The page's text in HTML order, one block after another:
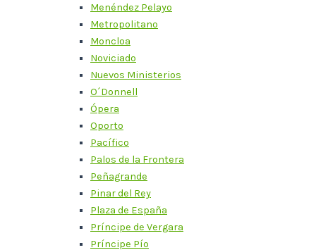
Menéndez Pelayo
Metropolitano
Moncloa
Noviciado
Nuevos Ministerios
O´Donnell
Ópera
Oporto
Pacífico
Palos de la Frontera
Peñagrande
Pinar del Rey
Plaza de España
Príncipe de Vergara
Príncipe Pío